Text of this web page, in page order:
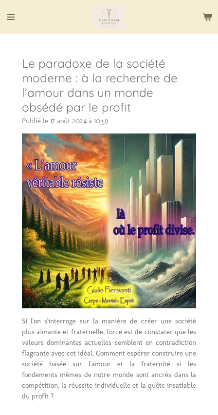
au
Le paradoxe de la société
moderne : à la recherche de
l’amour dans un monde
obsédé par le profit
Publié le 17 août 2024 à 10:59
Si l'on s'interroge sur la manière de créer une société
plus aimante et fraternelle, force est de constater que les
valeurs dominantes actuelles semblent en contradiction
flagrante avec cet idéal. Comment espérer construire une
société basée sur l'amour et la fraternité si les
fondements mêmes de notre monde sont ancrés dans la
compétition, la réussite individuelle et la quête insatiable
du profit ?